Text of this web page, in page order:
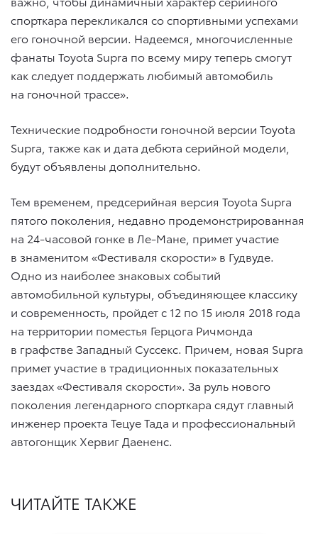
спорткара перекликался со спортивными успехами
его гоночной версии. Надеемся, многочисленные
фанаты Toyota Supra по всему миру теперь смогут
как следует поддержать любимый автомобиль
на гоночной трассе».
Технические подробности гоночной версии Toyota
Supra, также как и дата дебюта серийной модели,
будут объявлены дополнительно.
Тем временем, предсерийная версия Toyota Supra
пятого поколения, недавно продемонстрированная
на 24-часовой гонке в Ле-Мане, примет участие
в знаменитом «Фестиваля скорости» в Гудвуде.
Одно из наиболее знаковых событий
автомобильной культуры, объединяющее классику
и современность, пройдет с 12 по 15 июля 2018 года
на территории поместья Герцога Ричмонда
в графстве Западный Суссекс. Причем, новая Supra
примет участие в традиционных показательных
заездах «Фестиваля скорости». За руль нового
поколения легендарного спорткара сядут главный
инженер проекта Тецуе Тада и профессиональный
автогонщик Хервиг Даененс.
ЧИТАЙТЕ ТАКЖЕ